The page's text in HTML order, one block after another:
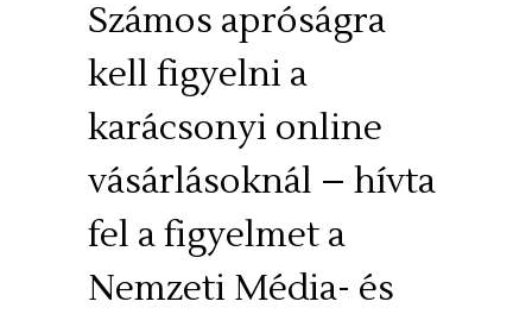
Számos apróságra
kell figyelni a
karácsonyi online
vásárlásoknál – hívta
fel a figyelmet a
Nemzeti Média- és